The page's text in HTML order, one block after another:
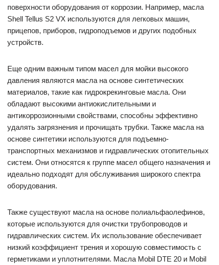
поверхности оборудования от коррозии. Например, масла
Shell Tellus S2 VX используются для легковых машин,
прицепов, приборов, гидроподъемов и других подобных
устройств.
Еще одним важным типом масел для мойки высокого
давления являются масла на основе синтетических
материалов, такие как гидрокрекинговые масла. Они
обладают высокими антиокислительными и
антикоррозионными свойствами, способны эффективно
удалять загрязнения и прочищать трубки. Также масла на
основе синтетики используются для подъемно-
транспортных механизмов и гидравлических отопительных
систем. Они относятся к группе масел общего назначения и
идеально подходят для обслуживания широкого спектра
оборудования.
Также существуют масла на основе полиальфаолефинов,
которые используются для очистки трубопроводов и
гидравлических систем. Их использование обеспечивает
низкий коэффициент трения и хорошую совместимость с
герметиками и уплотнителями. Масла Mobil DTE 20 и Mobil